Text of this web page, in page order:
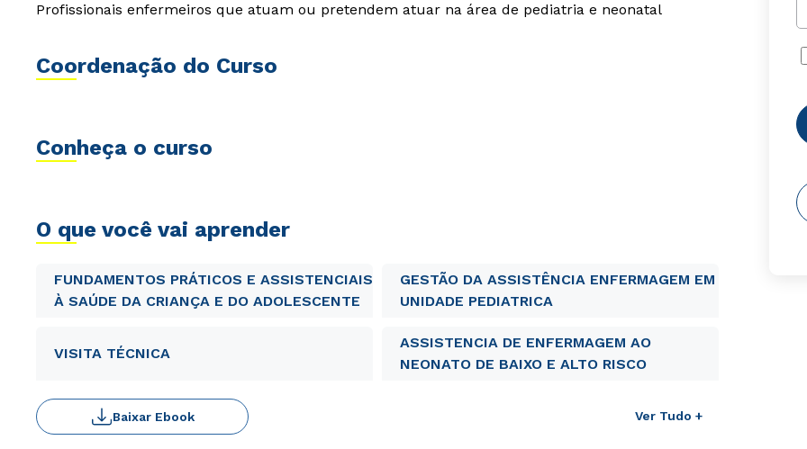
Profissionais enfermeiros que atuam ou pretendem atuar na área de pediatria e neonatal
Coordenação do Curso
Conheça o curso
O que você vai aprender
FUNDAMENTOS PRÁTICOS E ASSISTENCIAIS
À SAÚDE DA CRIANÇA E DO ADOLESCENTE
GESTÃO DA ASSISTÊNCIA ENFERMAGEM EM
UNIDADE PEDIATRICA
VISITA TÉCNICA
ASSISTENCIA DE ENFERMAGEM AO
NEONATO DE BAIXO E ALTO RISCO
Ver Tudo +
Baixar Ebook